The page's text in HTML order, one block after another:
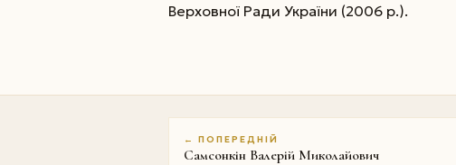
Верховної Ради України (2006 р.).
← ПОПЕРЕДНІЙ
Самсонкін Валерій Миколайович